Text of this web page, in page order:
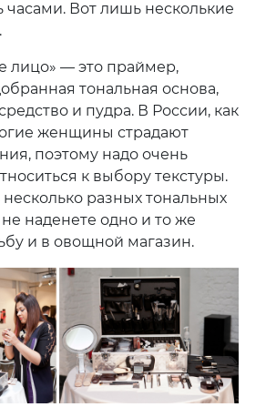
Вот лишь несколькие
лицо» — это праймер,
тональная основа,
и пудра. В России, как
женщины страдают
поэтому надо очень
к выбору текстуры.
разных тональных
наденете одно и то же
и в овощной магазин.